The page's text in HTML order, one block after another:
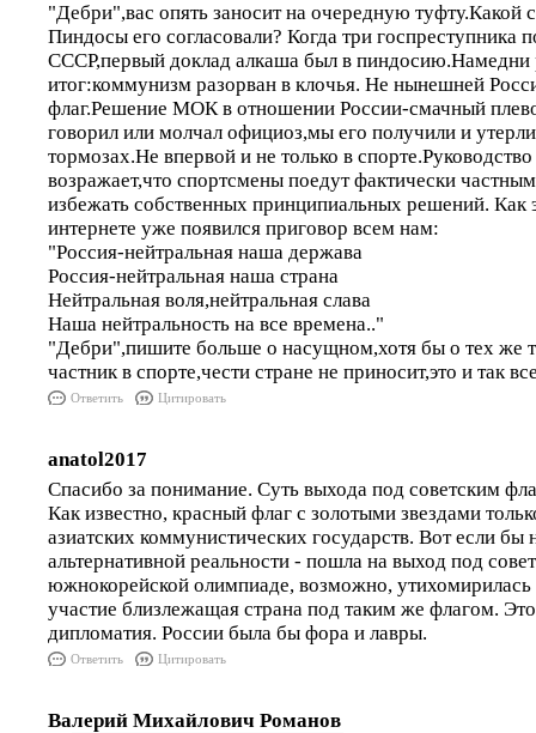
"Дебри",вас опять заносит на очередную туфту.Какой
Пиндосы его согласовали? Когда три госпреступника
СССР,первый доклад алкаша был в пиндосию.Намедни
итог:коммунизм разорван в клочья. Не нынешней
флаг.Решение МОК в отношении России-смачный
говорил или молчал официоз,мы его получили и
тормозах.Не впервой и не только в
возражает,что спортсмены поедут фактически
избежать собственных принципиальных решений. Как
интернете уже появился приговор всем нам:
"Россия-нейтральная наша держава
Россия-нейтральная наша страна
Нейтральная воля,нейтральная слава
Наша нейтральность на все времена.."
"Дебри",пишите больше о насущном,хотя бы о тех же
частник в спорте,чести стране не приносит,это и так
Ответить Цитировать
anatol2017
Спасибо за понимание. Суть выхода под советским
Как известно, красный флаг с золотыми звездами
азиатских коммунистических государств. Вот если
альтернативной реальности - пошла на выход под
южнокорейской олимпиаде, возможно, утихомирилась
участие близлежащая страна под таким же флагом.
дипломатия. России была бы фора и лавры.
Ответить Цитировать
Валерий Михайлович Романов